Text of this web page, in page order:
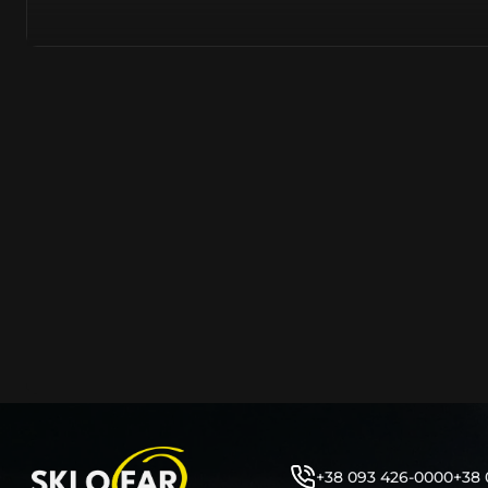
полімерів. Надходять від виробників цілком новими
отвори, зазори між герметиком тощо – всі ці фактори
герметичність фари під час експлуатації.+38 093 426-0000+38